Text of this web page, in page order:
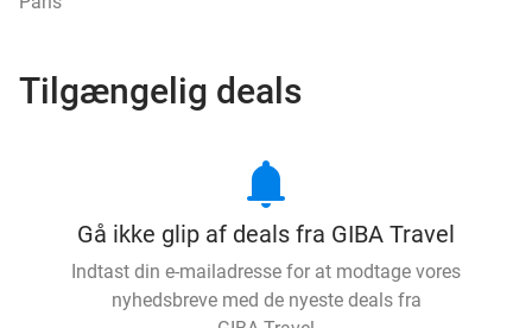
Tilgængelig deals
notifications
Gå ikke glip af deals fra GIBA Travel
Indtast din e-mailadresse for at modtage vores
nyhedsbreve med de nyeste deals fra